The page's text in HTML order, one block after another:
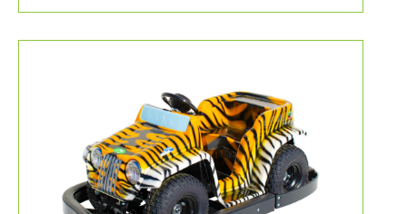
MEER INFORMATIE